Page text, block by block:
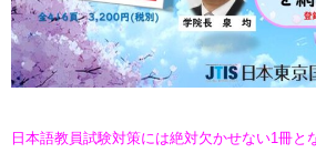
日本語教員試験対策には絶対欠かせない1冊と